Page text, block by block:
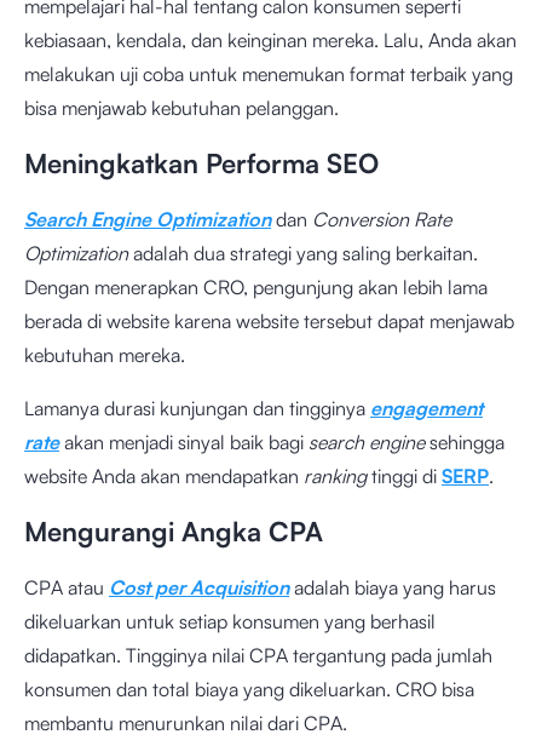
mempelajari hal-hal tentang calon konsumen seperti
kebiasaan, kendala, dan keinginan mereka. Lalu, Anda akan
melakukan uji coba untuk menemukan format terbaik yang
bisa menjawab kebutuhan pelanggan.
Meningkatkan Performa SEO
Search Engine Optimizationdan Conversion Rate
Optimizationadalah dua strategi yang saling berkaitan.
Dengan menerapkan CRO, pengunjung akan lebih lama
berada di website karena website tersebut dapat menjawab
kebutuhan mereka.
Lamanya durasi kunjungan dan tingginya engagement
rateakan menjadi sinyal baik bagi search enginesehingga
website Anda akan mendapatkan rankingtinggi di SERP.
Mengurangi Angka CPA
CPA atau Cost per Acquisitionadalah biaya yang harus
dikeluarkan untuk setiap konsumen yang berhasil
didapatkan. Tingginya nilai CPA tergantung pada jumlah
konsumen dan total biaya yang dikeluarkan. CRO bisa
membantu menurunkan nilai dari CPA.